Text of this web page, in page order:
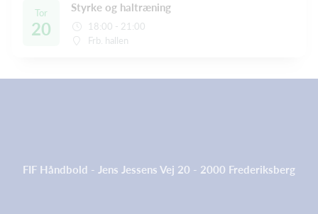
Tor
20
Styrke og haltræning
18:00 - 21:00
Frb. hallen
FIF Håndbold - Jens Jessens Vej 20 - 2000 Frederiksberg